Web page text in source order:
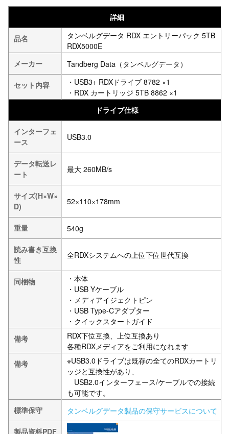
詳細
品名
タンベルグデータ RDX エントリーパック 5TB
RDX5000E
メーカー
Tandberg Data（タンベルグデータ）
セット内容
・USB3+ RDXドライブ 8782 ×1
・RDX カートリッジ 5TB 8862 ×1
ドライブ仕様
インターフェ
ース
USB3.0
データ転送レ
ート
最大 260MB/s
サイズ(H×W×
D)
52×110×178mm
重量 540g
読み書き互換
性
全RDXシステムへの上位下位世代互換
同梱物
・本体
・USB Yケーブル
・メディアイジェクトピン
・USB Type-Cアダプター
・クイックスタートガイド
備考
RDX下位互換、上位互換あり
各種RDXメディアをご利用になれます
備考
※USB3.0ドライブは既存の全てのRDXカートリ
ッジと互換性があり、
USB2.0インターフェース/ケーブルでの接続
も可能です。
標準保守
タンベルグデータ製品の保守サービスについて
製品資料PDF